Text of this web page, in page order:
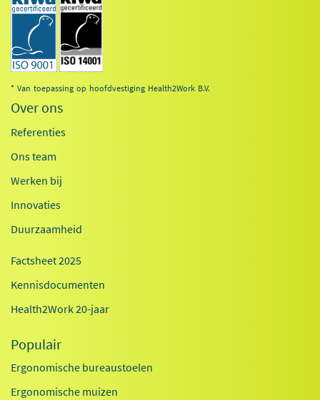
* Van toepassing op hoofdvestiging Health2Work B.V.
Over ons
Referenties
Ons team
Werken bij
Innovaties
Duurzaamheid
Factsheet 2025
Kennisdocumenten
Health2Work 20-jaar
Populair
Ergonomische bureaustoelen
Ergonomische muizen